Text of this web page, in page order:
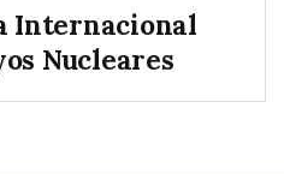
Internacional
Nucleares